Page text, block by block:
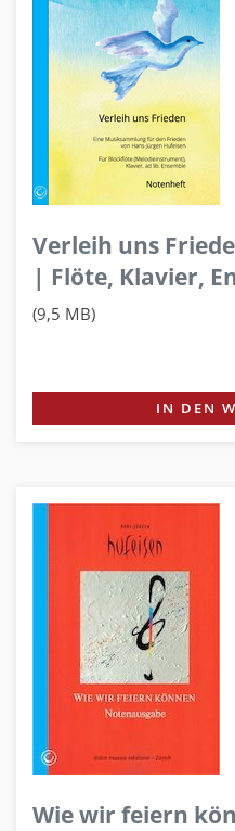
Verleih uns
| Flöte, Klavier,
(9,5 MB)
IN DEN
Wie wir feiern